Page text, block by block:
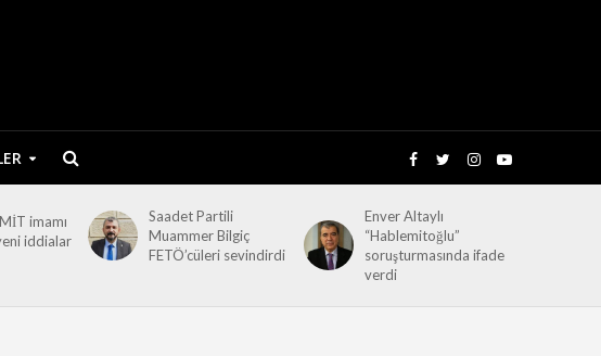
imamı
iddialar
Saadet Partili
Muammer Bilgiç
FETÖ’cüleri sevindirdi
Enver Altaylı
“Hablemitoğlu”
soruşturmasında ifade
verdi